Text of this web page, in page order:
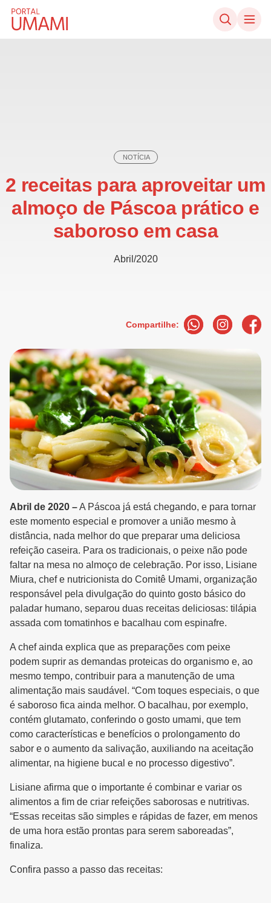
Ir direto ao conteúdo
NOTÍCIA
2 receitas para aproveitar um
almoço de Páscoa prático e
saboroso em casa
Abril/2020
Compartilhe:
Abril de 2020 –A Páscoa já está chegando, e para tornar
este momento especial e promover a união mesmo à
distância, nada melhor do que preparar uma deliciosa
refeição caseira. Para os tradicionais, o peixe não pode
faltar na mesa no almoço de celebração. Por isso, Lisiane
Miura, chef e nutricionista do Comitê Umami, organização
responsável pela divulgação do quinto gosto básico do
paladar humano, separou duas receitas deliciosas: tilápia
assada com tomatinhos e bacalhau com espinafre.
A chef ainda explica que as preparações com peixe
podem suprir as demandas proteicas do organismo e, ao
mesmo tempo, contribuir para a manutenção de uma
alimentação mais saudável. “Com toques especiais, o que
é saboroso fica ainda melhor. O bacalhau, por exemplo,
contém glutamato, conferindo o gosto umami, que tem
como características e benefícios o prolongamento do
sabor e o aumento da salivação, auxiliando na aceitação
alimentar, na higiene bucal e no processo digestivo”.
Lisiane afirma que o importante é combinar e variar os
alimentos a fim de criar refeições saborosas e nutritivas.
“Essas receitas são simples e rápidas de fazer, em menos
de uma hora estão prontas para serem saboreadas”,
finaliza.
Confira passo a passo das receitas: